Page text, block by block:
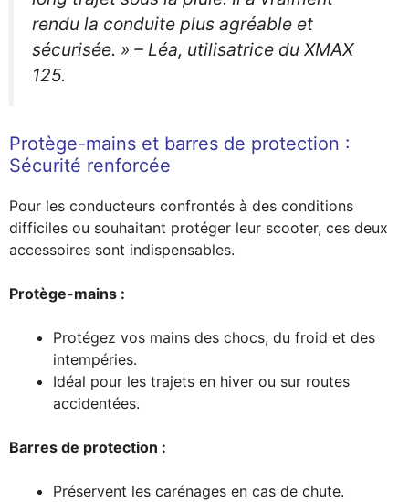
rendu la conduite plus agréable et
sécurisée. » – Léa, utilisatrice du XMAX
125.
Protège-mains et barres de protection :
Sécurité renforcée
Pour les conducteurs confrontés à des conditions
difficiles ou souhaitant protéger leur scooter, ces deux
accessoires sont indispensables.
Protège-mains :
Protégez vos mains des chocs, du froid et des
intempéries.
Idéal pour les trajets en hiver ou sur routes
accidentées.
Barres de protection :
Préservent les carénages en cas de chute.